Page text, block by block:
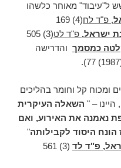
ל"עיבוד" מאוחר כלשהו
, פ"ד לח
(4) 169
ישראל, פ"ד לט
(3) 505
כמסמך והדרישה
ומכוח קל וחומר בהליכים
– " השאלה העיקרית
נאמנה את האירוע, ואם
היסוד לקבילותה"
(3) 561